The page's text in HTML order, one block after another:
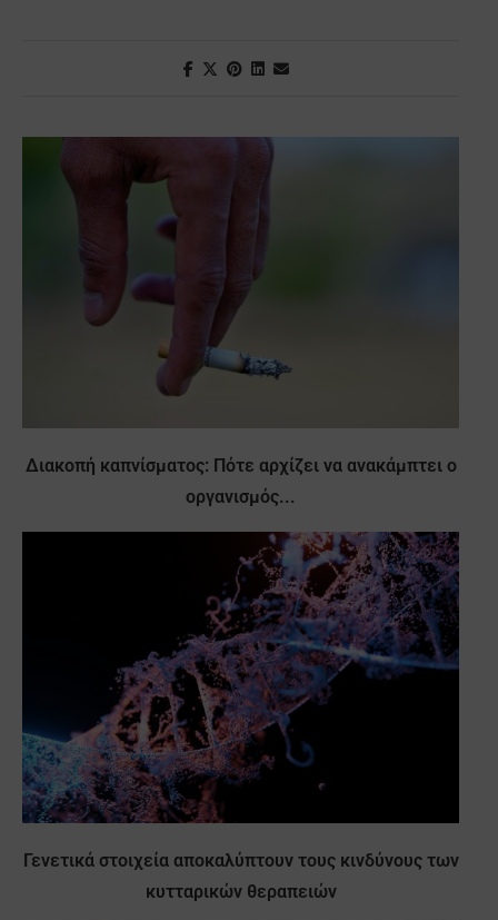
Διακοπή καπνίσματος: Πότε αρχίζει να ανακάμπτει ο
οργανισμός...
Γενετικά στοιχεία αποκαλύπτουν τους κινδύνους των
κυτταρικών θεραπειών